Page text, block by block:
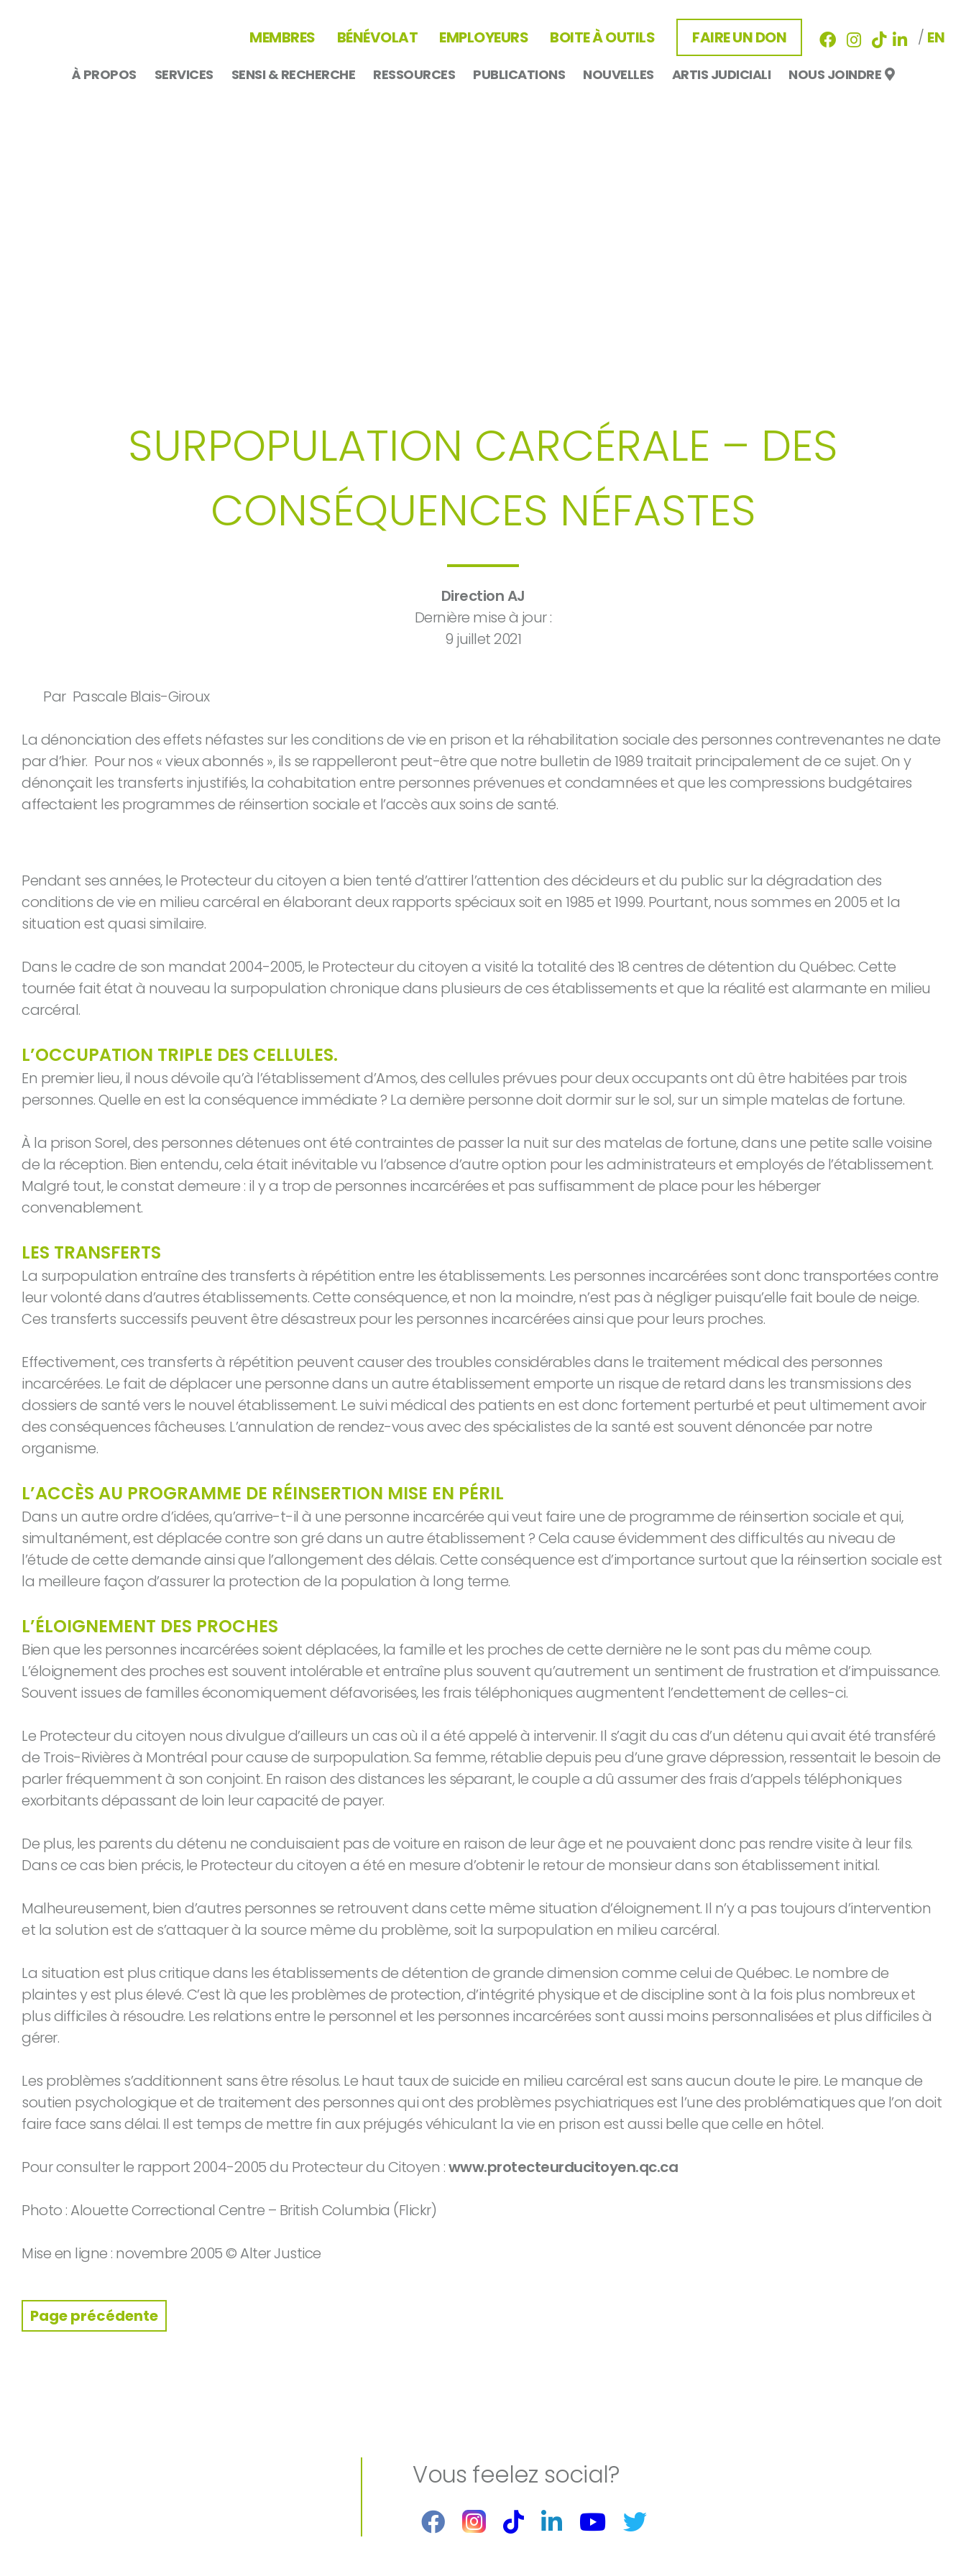
MEMBRES BÉNÉVOLAT EMPLOYEURS BOITE À OUTILS FAIRE UN DON / EN
À PROPOS SERVICES SENSI & RECHERCHE RESSOURCES PUBLICATIONS NOUVELLES ARTIS JUDICIALI NOUS JOINDRE
SURPOPULATION CARCÉRALE – DES
CONSÉQUENCES NÉFASTES
Direction AJ
Dernière mise à jour :
9 juillet 2021
Par Pascale Blais-Giroux
La dénonciation des effets néfastes sur les conditions de vie en prison et la réhabilitation sociale des personnes contrevenantes ne date
par d’hier. Pour nos « vieux abonnés », ils se rappelleront peut-être que notre bulletin de 1989 traitait principalement de ce sujet. On y
dénonçait les transferts injustifiés, la cohabitation entre personnes prévenues et condamnées et que les compressions budgétaires
affectaient les programmes de réinsertion sociale et l’accès aux soins de santé.
Pendant ses années, le Protecteur du citoyen a bien tenté d’attirer l’attention des décideurs et du public sur la dégradation des
conditions de vie en milieu carcéral en élaborant deux rapports spéciaux soit en 1985 et 1999. Pourtant, nous sommes en 2005 et la
situation est quasi similaire.
Dans le cadre de son mandat 2004-2005, le Protecteur du citoyen a visité la totalité des 18 centres de détention du Québec. Cette
tournée fait état à nouveau la surpopulation chronique dans plusieurs de ces établissements et que la réalité est alarmante en milieu
carcéral.
L’OCCUPATION TRIPLE DES CELLULES.
En premier lieu, il nous dévoile qu’à l’établissement d’Amos, des cellules prévues pour deux occupants ont dû être habitées par trois
personnes. Quelle en est la conséquence immédiate ? La dernière personne doit dormir sur le sol, sur un simple matelas de fortune.
À la prison Sorel, des personnes détenues ont été contraintes de passer la nuit sur des matelas de fortune, dans une petite salle voisine
de la réception. Bien entendu, cela était inévitable vu l’absence d’autre option pour les administrateurs et employés de l’établissement.
Malgré tout, le constat demeure : il y a trop de personnes incarcérées et pas suffisamment de place pour les héberger
convenablement.
LES TRANSFERTS
La surpopulation entraîne des transferts à répétition entre les établissements. Les personnes incarcérées sont donc transportées contre
leur volonté dans d’autres établissements. Cette conséquence, et non la moindre, n’est pas à négliger puisqu’elle fait boule de neige.
Ces transferts successifs peuvent être désastreux pour les personnes incarcérées ainsi que pour leurs proches.
Effectivement, ces transferts à répétition peuvent causer des troubles considérables dans le traitement médical des personnes
incarcérées. Le fait de déplacer une personne dans un autre établissement emporte un risque de retard dans les transmissions des
dossiers de santé vers le nouvel établissement. Le suivi médical des patients en est donc fortement perturbé et peut ultimement avoir
des conséquences fâcheuses. L’annulation de rendez-vous avec des spécialistes de la santé est souvent dénoncée par notre
organisme.
L’ACCÈS AU PROGRAMME DE RÉINSERTION MISE EN PÉRIL
Dans un autre ordre d’idées, qu’arrive-t-il à une personne incarcérée qui veut faire une de programme de réinsertion sociale et qui,
simultanément, est déplacée contre son gré dans un autre établissement ? Cela cause évidemment des difficultés au niveau de
l’étude de cette demande ainsi que l’allongement des délais. Cette conséquence est d’importance surtout que la réinsertion sociale est
la meilleure façon d’assurer la protection de la population à long terme.
L’ÉLOIGNEMENT DES PROCHES
Bien que les personnes incarcérées soient déplacées, la famille et les proches de cette dernière ne le sont pas du même coup.
L’éloignement des proches est souvent intolérable et entraîne plus souvent qu’autrement un sentiment de frustration et d’impuissance.
Souvent issues de familles économiquement défavorisées, les frais téléphoniques augmentent l’endettement de celles-ci.
Le Protecteur du citoyen nous divulgue d’ailleurs un cas où il a été appelé à intervenir. Il s’agit du cas d’un détenu qui avait été transféré
de Trois-Rivières à Montréal pour cause de surpopulation. Sa femme, rétablie depuis peu d’une grave dépression, ressentait le besoin de
parler fréquemment à son conjoint. En raison des distances les séparant, le couple a dû assumer des frais d’appels téléphoniques
exorbitants dépassant de loin leur capacité de payer.
De plus, les parents du détenu ne conduisaient pas de voiture en raison de leur âge et ne pouvaient donc pas rendre visite à leur fils.
Dans ce cas bien précis, le Protecteur du citoyen a été en mesure d’obtenir le retour de monsieur dans son établissement initial.
Malheureusement, bien d’autres personnes se retrouvent dans cette même situation d’éloignement. Il n’y a pas toujours d’intervention
et la solution est de s’attaquer à la source même du problème, soit la surpopulation en milieu carcéral.
La situation est plus critique dans les établissements de détention de grande dimension comme celui de Québec. Le nombre de
plaintes y est plus élevé. C’est là que les problèmes de protection, d’intégrité physique et de discipline sont à la fois plus nombreux et
plus difficiles à résoudre. Les relations entre le personnel et les personnes incarcérées sont aussi moins personnalisées et plus difficiles à
gérer.
Les problèmes s’additionnent sans être résolus. Le haut taux de suicide en milieu carcéral est sans aucun doute le pire. Le manque de
soutien psychologique et de traitement des personnes qui ont des problèmes psychiatriques est l’une des problématiques que l’on doit
faire face sans délai. Il est temps de mettre fin aux préjugés véhiculant la vie en prison est aussi belle que celle en hôtel.
Pour consulter le rapport 2004-2005 du Protecteur du Citoyen :www.protecteurducitoyen.qc.ca
Photo : Alouette Correctional Centre – British Columbia (Flickr)
Mise en ligne : novembre 2005 © Alter Justice
Page précédente
Vous feelez social?